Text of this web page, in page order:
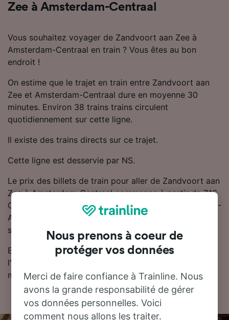
Zee à Amsterdam-Centraal
Vous souhaitez voyager de Zandvoort aan Zee à
Amsterdam-Centraal en train ? Vous êtes au bon
endroit !
On estime que le trajet en train entre Zandvoort aan
Zee et Amsterdam-Centraal dure en moyenne 30
minutes. Environ 38 trains trains circulent
quotidiennement sur cette ligne.
Il existe des trains directs sur ce trajet.
Cette ligne est desservie par NS.
Le prix des billets de train pour aller de Zandvoort aan
Zee à Amsterdam-Centraal commence à partir de 7.16
CHF. Si vous réservez votre trajet Zandvoort aan Zee -
Amsterdam-Centraal à l'avance, les billets de train
sont généralement moins chers.
Essayez notre planificateur de voyage pour trouver
l'horaire, le billet et le prix qui vous conviennent le
mieux.
Nous prenons à coeur de
protéger vos données
Merci de faire confiance à Trainline. Nous
avons la grande responsabilité de gérer
vos données personnelles. Voici
comment nous allons les traiter.